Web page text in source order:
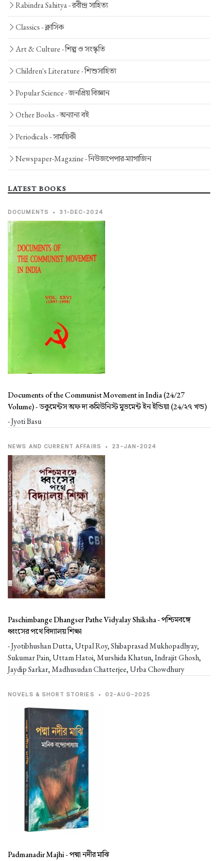
Rabindra Sahitya -রবীন্দ্র সাহিত্য
Classics -ক্লাসিক
Art & Culture -শিল্প ও সংস্কৃতি
Children's Literature -শিশুসাহিত্য
Popular Science -জনপ্রিয় বিজ্ঞান
Other Books -অন্যান্য বই
Periodicals -সাময়িকী
Newspaper-Magazine -নিউজপেপার-ম্যাগাজিন
LATEST BOOKS
DOCUMENTS • 31-DEC-2024
Documents of the Communist Movement in India (24/27
Volume) -ডকুমেন্টস অফ দ্য কমিউনিস্ট মুভমেন্ট ইন ইন্ডিয়া (24/২৭ খন্ড)
- Jyoti Basu
NEWS AND CURRENT AFFAIRS • 23-JAN-2024
Paschimbange Dhangser Pathe Vidyalay Shiksha -পশ্চিমবঙ্গে
ধ্বংসের পথে বিদ্যালয় শিক্ষা
- Jyotibhushan Dutta, Utpal Roy, Shibaprasad Mukhopadhyay,
Sukumar Pain, Uttam Hatoi, Murshida Khatun, Indrajit Ghosh,
Jaydip Sarkar, Madhusudan Chatterjee, Urba Chowdhury
NOVELS & SHORT STORIES • 02-AUG-2025
Padmanadir Majhi -পদ্মা নদীর মাঝি